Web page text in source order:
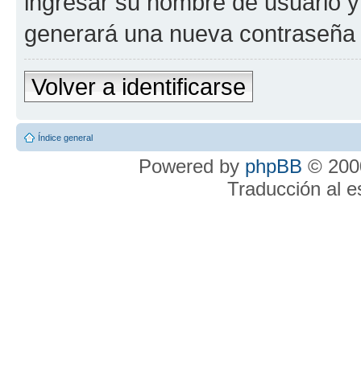
generará una nueva
Volver a identificarse
Índice general
Powered by phpBB ©
Traducción al